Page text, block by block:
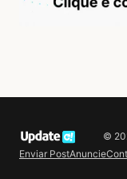
©
Enviar PostAnuncie